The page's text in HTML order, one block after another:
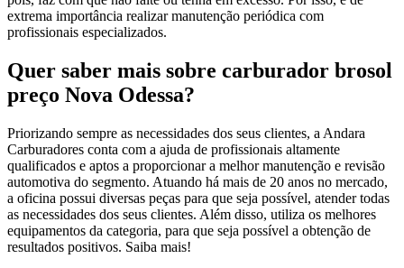
extrema importância realizar manutenção periódica com
profissionais especializados.
Quer saber mais sobre carburador brosol
preço Nova Odessa?
Priorizando sempre as necessidades dos seus clientes, a Andara
Carburadores conta com a ajuda de profissionais altamente
qualificados e aptos a proporcionar a melhor manutenção e revisão
automotiva do segmento. Atuando há mais de 20 anos no mercado,
a oficina possui diversas peças para que seja possível, atender todas
as necessidades dos seus clientes. Além disso, utiliza os melhores
equipamentos da categoria, para que seja possível a obtenção de
resultados positivos. Saiba mais!